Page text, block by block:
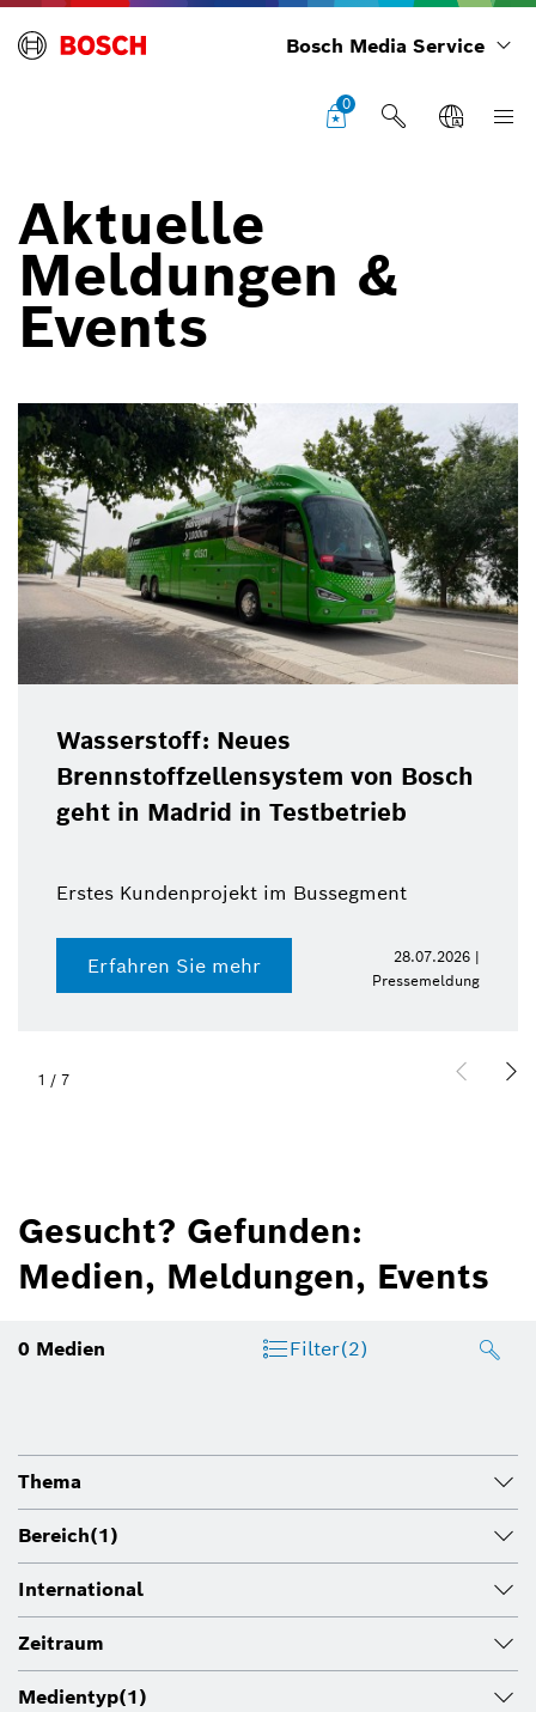
Bosch Media Service
0
Aktuelle
Meldungen &
Events
Wasserstoff: Neues
Brennstoffzellensystem von Bosch
geht in Madrid in Testbetrieb
Erstes Kundenprojekt im Bussegment
Erfahren Sie mehr
28.07.2026 |
Pressemeldung
1 / 7
Gesucht? Gefunden:
Medien, Meldungen, Events
0 Medien Filter(2)
Thema
Bereich(1)
International
Zeitraum
Medientyp(1)